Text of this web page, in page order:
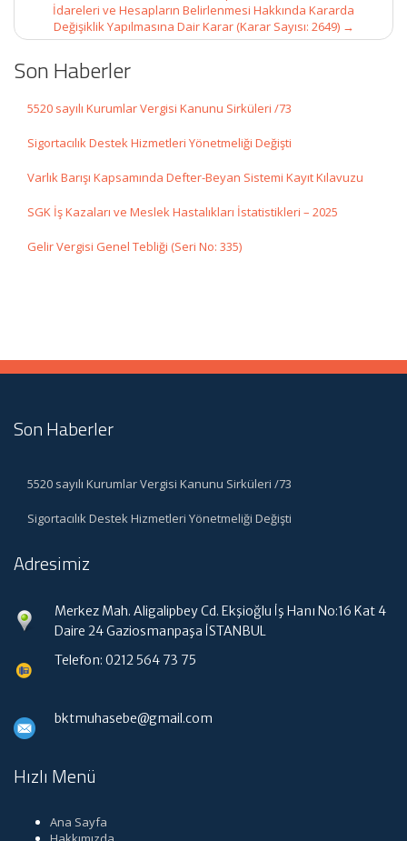
İdareleri ve Hesapların Belirlenmesi Hakkında Kararda
Değişiklik Yapılmasına Dair Karar (Karar Sayısı: 2649) →
Son Haberler
5520 sayılı Kurumlar Vergisi Kanunu Sirküleri /73
Sigortacılık Destek Hizmetleri Yönetmeliği Değişti
Varlık Barışı Kapsamında Defter-Beyan Sistemi Kayıt Kılavuzu
SGK İş Kazaları ve Meslek Hastalıkları İstatistikleri – 2025
Gelir Vergisi Genel Tebliği (Seri No: 335)
Son Haberler
5520 sayılı Kurumlar Vergisi Kanunu Sirküleri /73
Sigortacılık Destek Hizmetleri Yönetmeliği Değişti
Adresimiz
Merkez Mah. Aligalipbey Cd. Ekşioğlu İş Hanı No:16 Kat 4
Daire 24 Gaziosmanpaşa İSTANBUL
Telefon: 0212 564 73 75
bktmuhasebe@gmail.com
Hızlı Menü
Ana Sayfa